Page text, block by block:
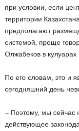
при условии, если
территории
предполагают
системой, проще
Олжабеков в кулуарах
По его словам, это и
сегодняшний день
– Поэтому, мы сейчас
действующее